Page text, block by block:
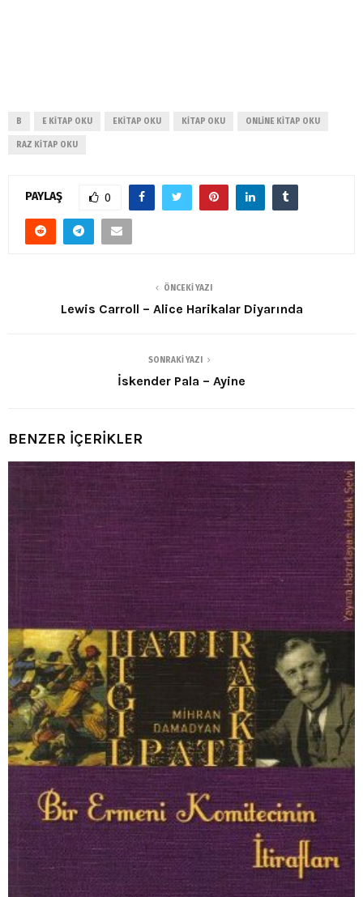
B E KITAP OKU EKITAP OKU KITAP OKU ONLINE KITAP OKU
RAZ KITAP OKU
PAYLAŞ 0
ÖNCEKI YAZI
Lewis Carroll – Alice Harikalar Diyarında
SONRAKI YAZI
İskender Pala – Ayine
BENZER İÇERİKLER